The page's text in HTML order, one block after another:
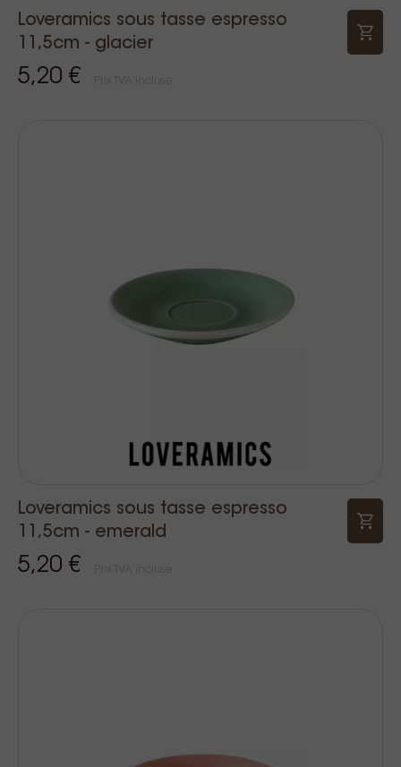
Loveramics sous tasse espresso
11,5cm - glacier
5,20 €
Loveramics sous tasse espresso
11,5cm - emerald
5,20 €